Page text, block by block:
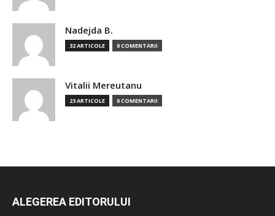
Nadejda B.
32 ARTICOLE 0 COMENTARII
Vitalii Mereutanu
23 ARTICOLE 0 COMENTARII
ALEGEREA EDITORULUI